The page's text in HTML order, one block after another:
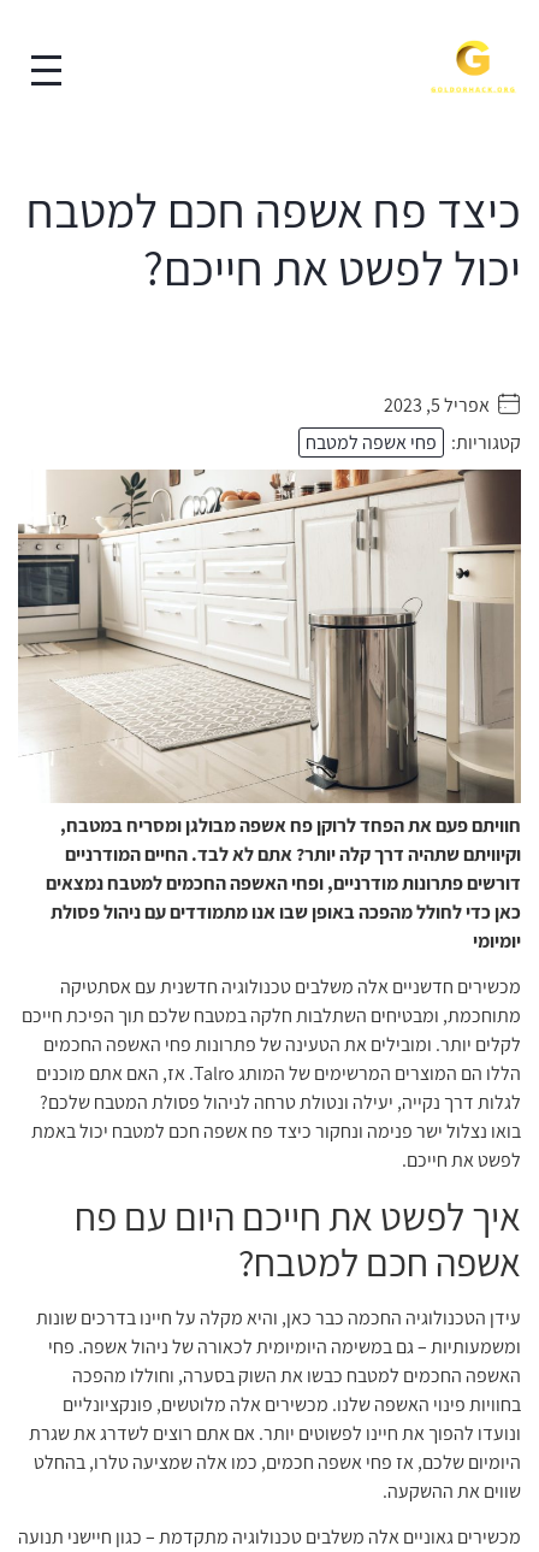
כיצד פח אשפה חכם למטבח
יכול לפשט את חייכם?
. . . . .אפריל 5, 2023
קטגוריות:
פחי אשפה למטבח
חוויתם פעם את הפחד לרוקן פח אשפה מבולגן ומסריח במטבח,
וקיוויתם שתהיה דרך קלה יותר? אתם לא לבד. החיים המודרניים
דורשים פתרונות מודרניים, ופחי האשפה החכמים למטבח נמצאים
כאן כדי לחולל מהפכה באופן שבו אנו מתמודדים עם ניהול פסולת
יומיומי
מכשירים חדשניים אלה משלבים טכנולוגיה חדשנית עם אסתטיקה
מתוחכמת, ומבטיחים השתלבות חלקה במטבח שלכם תוך הפיכת חייכם
לקלים יותר. ומובילים את הטעינה של פתרונות פחי האשפה החכמים
הללו הם המוצרים המרשימים של המותג Talro. אז, האם אתם מוכנים
לגלות דרך נקייה, יעילה ונטולת טרחה לניהול פסולת המטבח שלכם?
בואו נצלול ישר פנימה ונחקור כיצד פח אשפה חכם למטבח יכול באמת
לפשט את חייכם.
איך לפשט את חייכם היום עם פח
אשפה חכם למטבח?
עידן הטכנולוגיה החכמה כבר כאן, והיא מקלה על חיינו בדרכים שונות
ומשמעותיות – גם במשימה היומיומית לכאורה של ניהול אשפה. פחי
האשפה החכמים למטבח כבשו את השוק בסערה, וחוללו מהפכה
בחוויות פינוי האשפה שלנו. מכשירים אלה מלוטשים, פונקציונליים
ונועדו להפוך את חיינו לפשוטים יותר. אם אתם רוצים לשדרג את שגרת
היומיום שלכם, אז פחי אשפה חכמים, כמו אלה שמציעה טלרו, בהחלט
שווים את ההשקעה.
מכשירים גאוניים אלה משלבים טכנולוגיה מתקדמת – כגון חיישני תנועה